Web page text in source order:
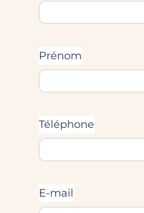
Prénom
Téléphone
E-mail